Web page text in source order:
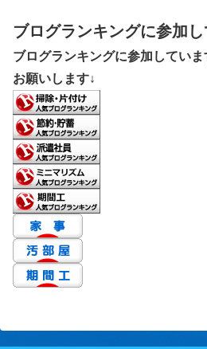
ブログランキングに参加
ブログランキングに参加してい
お願いします↓